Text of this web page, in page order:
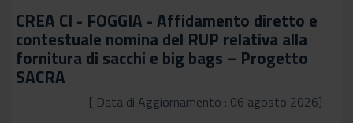
CREA CI - FOGGIA - Affidamento diretto e
contestuale nomina del RUP relativa alla
fornitura di sacchi e big bags – Progetto
SACRA
[ Data di Aggiornamento : 06 agosto 2026]